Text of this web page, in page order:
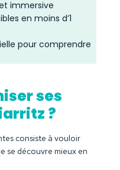
immersive
en moins d’1
pour comprendre
ses
?
consiste à vouloir
se découvre mieux en